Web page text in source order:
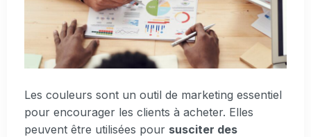
Les couleurs sont un outil de marketing essentiel
pour encourager les clients à acheter. Elles
peuvent être utilisées pour susciter des